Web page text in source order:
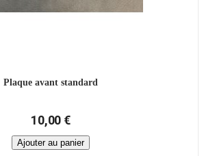
Plaque avant standard
10,00 €
Ajouter au panier